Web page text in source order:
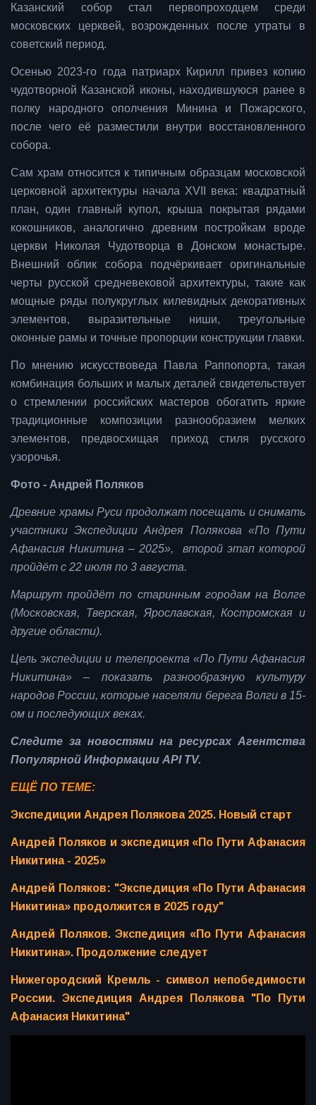
Казанский собор стал первопроходцем среди
московских церквей, возрожденных после утраты в
советский период.
Осенью 2023-го года патриарх Кирилл привез копию
чудотворной Казанской иконы, находившуюся ранее в
полку народного ополчения Минина и Пожарского,
после чего её разместили внутри восстановленного
собора.
Сам храм относится к типичным образцам московской
церковной архитектуры начала XVII века: квадратный
план, один главный купол, крыша покрытая рядами
кокошников, аналогично древним постройкам вроде
церкви Николая Чудотворца в Донском монастыре.
Внешний облик собора подчёркивает оригинальные
черты русской средневековой архитектуры, такие как
мощные ряды полукруглых килевидных декоративных
элементов, выразительные ниши, треугольные
оконные рамы и точные пропорции конструкции главки.
По мнению искусствоведа Павла Раппопорта, такая
комбинация больших и малых деталей свидетельствует
о стремлении российских мастеров обогатить яркие
традиционные композиции разнообразием мелких
элементов, предвосхищая приход стиля русского
узорочья.
Фото - Андрей Поляков
Древние храмы Руси продолжат посещать и снимать
участники Экспедиции Андрея Полякова «По Пути
Афанасия Никитина – 2025», второй этап которой
пройдёт с 22 июля по 3 августа.
Маршрут пройдёт по старинным городам на Волге
(Московская, Тверская, Ярославская, Костромская и
другие области).
Цель экспедиции и телепроекта «По Пути Афанасия
Никитина» – показать разнообразную культуру
народов России, которые населяли берега Волги в 15-
ом и последующих веках.
Следите за новостями на ресурсах Агентства
Популярной Информации API TV.
ЕЩЁ ПО ТЕМЕ:
Экспедиции Андрея Полякова 2025. Новый старт
Андрей Поляков и экспедиция «По Пути Афанасия
Никитина - 2025»
Андрей Поляков: "Экспедиция «По Пути Афанасия
Никитина» продолжится в 2025 году"
Андрей Поляков. Экспедиция «По Пути Афанасия
Никитина». Продолжение следует
Нижегородский Кремль - символ непобедимости
России. Экспедиция Андрея Полякова "По Пути
Афанасия Никитина"